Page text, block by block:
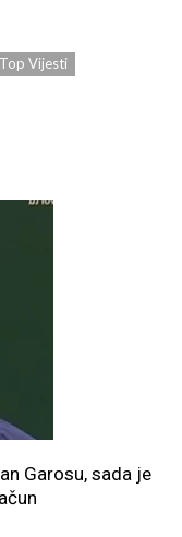
Top Vijesti
Garosu, sada je